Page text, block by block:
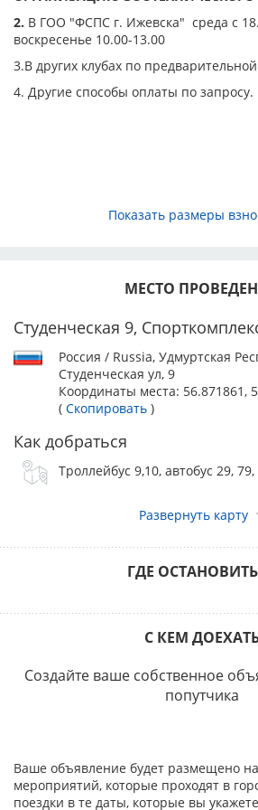
производиться в открытый класс.
Запись на Интернациональные
которых присуждается CACIB –
открытый, рабочий, чемпионов,
по родословной «PEDIGREE».
Требования к заявке
необходимо присылать на каждую
заявкой через ЗООПОРТАЛ (или
поступлении полного пакета
документов с приложением скана
оплате добровольного целевого
сроков его оплаты (не позднее
установленного периода);
- пожалуйста, в заявочном листе
действительные контакты (телефон
Убедитесь, что уведомления с
на Вашу почту.
указанных документов, а также
регистрация собак для участия их
Для правильного внесения в
сведений о собаке при заполнении
целевого взноса на организацию и
выставки необходимо указать:
- ФИО владельца собаки.
Взнос владельцу собаки
2. В ГОО "ФСПС г. Ижевска" среда с
воскресенье 10.00-13.00
3.В других клубах по
4. Другие способы оплаты по запросу.
Показать размеры
МЕСТО
Студенческая 9,
Россия / Russia, Удмуртская
Студенческая ул, 9
Координаты места: 56.871861,
( Скопировать )
Как добраться
Троллейбус 9,10, автобус 29,
Развернуть карту
ГДЕ
С КЕМ
Создайте ваше собственное
попутчика
Ваше объявление будет размещено
мероприятий, которые проходят в
поездки в те даты, которые вы